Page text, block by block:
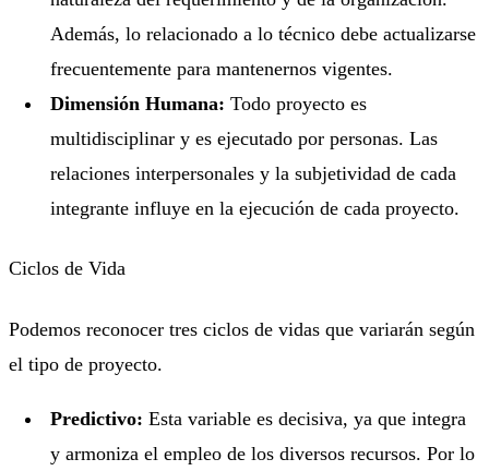
Además, lo relacionado a lo técnico debe actualizarse
frecuentemente para mantenernos vigentes.
Dimensión Humana: Todo proyecto es
multidisciplinar y es ejecutado por personas. Las
relaciones interpersonales y la subjetividad de cada
integrante influye en la ejecución de cada proyecto.
Ciclos de Vida
Podemos reconocer tres ciclos de vidas que variarán según
el tipo de proyecto.
Predictivo: Esta variable es decisiva, ya que integra
y armoniza el empleo de los diversos recursos. Por lo